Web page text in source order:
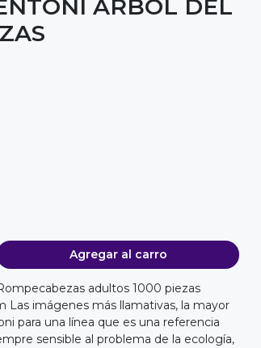
ARBOL DEL
Agregar al carro
adultos 1000 piezas
Las imágenes más llamativas, la mayor
para una línea que es una referencia
sensible al problema de la ecología,